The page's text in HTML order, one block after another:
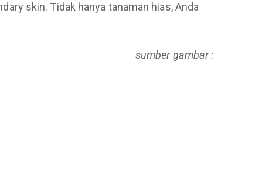
skin. Tidak hanya tanaman hias, Anda
sumber gambar :